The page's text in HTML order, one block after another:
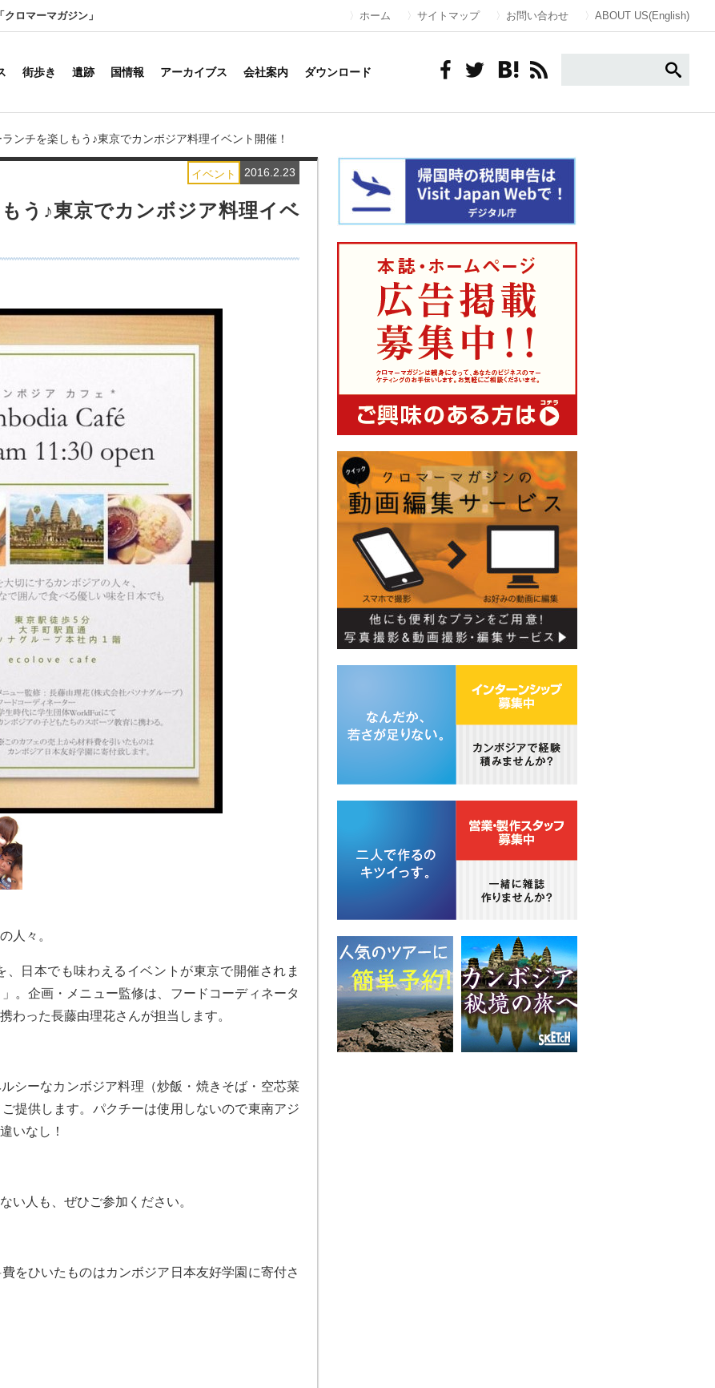
ロマーマガジン」 ホーム サイトマップ お問い合わせ ABOUT US(English)
街歩き 遺跡 国情報 アーカイブス 会社案内 ダウンロード
ンチを楽しもう♪東京でカンボジア料理イベント開催！
2016.2.23
イベント
う♪東京でカンボジア料理イベ
人々。
、日本でも味わえるイベントが東京で開催されま
。企画・メニュー監修は、フードコーディネータ
わった長藤由理花さんが担当します。
シーなカンボジア料理（炒飯・焼きそば・空芯菜
提供します。パクチーは使用しないので東南アジ
いなし！
い人も、ぜひご参加ください。
をひいたものはカンボジア日本友好学園に寄付さ